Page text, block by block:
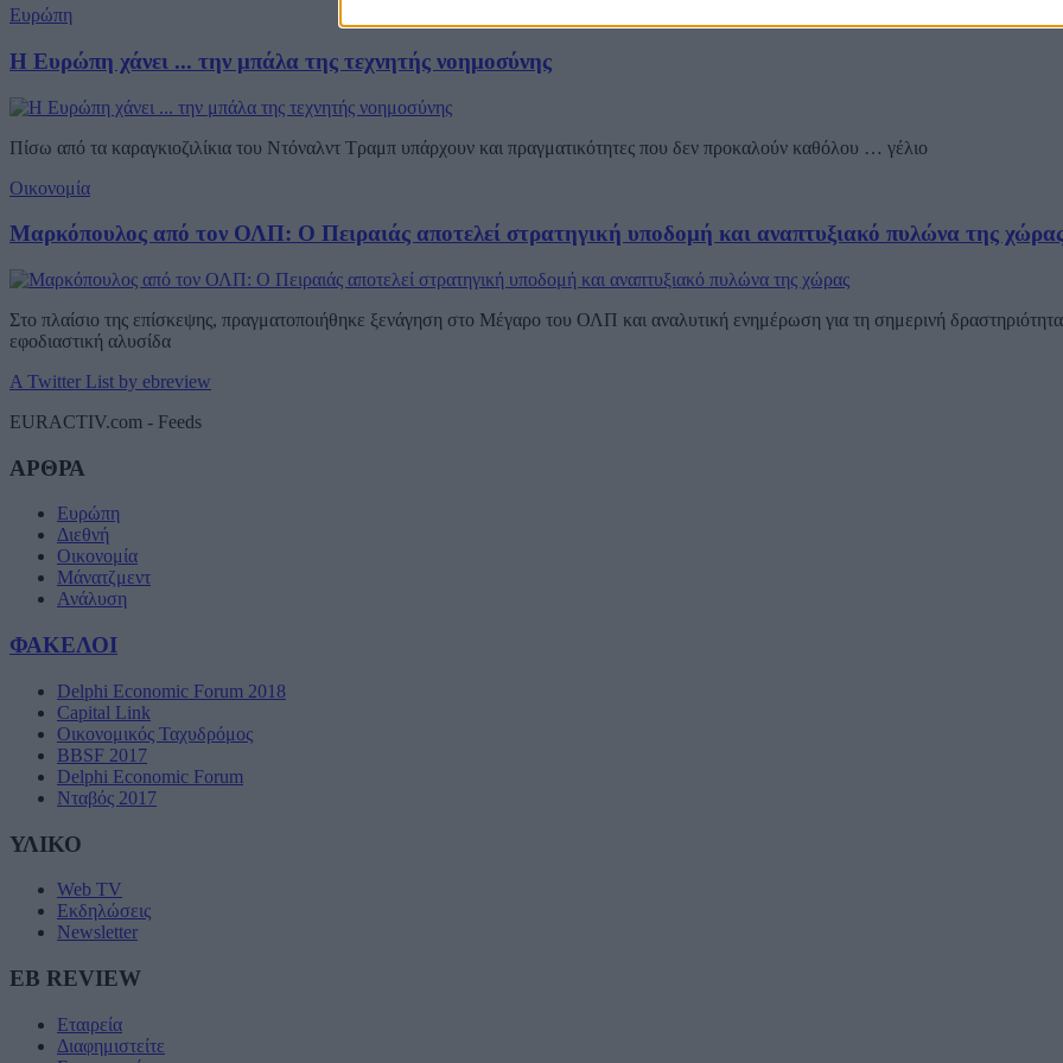
Ευρώπη
Η Ευρώπη χάνει ... την μπάλα της τεχνητής νοημοσύνης
Πίσω από τα καραγκιοζιλίκια του Ντόναλντ Τραμπ υπάρχουν και πραγματικότητες που δεν προκαλούν καθόλου … γέλιο
Οικονομία
Μαρκόπουλος από τον ΟΛΠ: Ο Πειραιάς αποτελεί στρατηγική υποδομή και αναπτυξιακό πυλώνα της
Στο πλαίσιο της επίσκεψης, πραγματοποιήθηκε ξενάγηση στο Μέγαρο του ΟΛΠ και αναλυτική ενημέρωση για τη σημερινή
εφοδιαστική αλυσίδα
A Twitter List by ebreview
EURACTIV.com - Feeds
ΑΡΘΡΑ
Ευρώπη
Διεθνή
Οικονομία
Μάνατζμεντ
Ανάλυση
ΦΑΚΕΛΟΙ
Delphi Economic Forum 2018
Capital Link
Οικονομικός Ταχυδρόμος
BBSF 2017
Delphi Economic Forum
Νταβός 2017
ΥΛΙΚΟ
Web TV
Εκδηλώσεις
Newsletter
EB REVIEW
Εταιρεία
Διαφημιστείτε